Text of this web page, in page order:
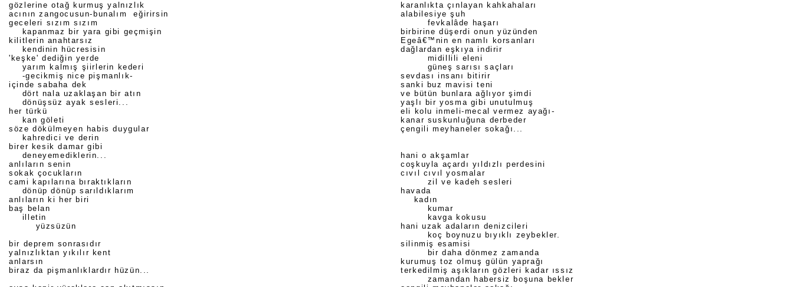
gözlerine otağ kurmuş yalnızlık
acının zangocusun-bunalım eğirirsin
geceleri sızım sızım
kapanmaz bir yara gibi geçmişin
kilitlerin anahtarsız
kendinin hücresisin
'keşke' dediğin yerde
yarım kalmış şiirlerin kederi
-gecikmiş nice pişmanlık-
içinde sabaha dek
dört nala uzaklaşan bir atın
dönüşsüz ayak sesleri...
her türkü
kan göleti
söze dökülmeyen habis duygular
kahredici ve derin
birer kesik damar gibi
deneyemediklerin...
anlıların senin
sokak çocukların
cami kapılarına bıraktıkların
dönüp dönüp sarıldıklarım
anlıların ki her biri
baş belan
illetin
yüzsüzün
bir deprem sonrasıdır
yalnızlıktan yıkılır kent
anlarsın
biraz da pişmanlıklardır hüzün...
karanlıkta çınlayan kahkahaları
alabilesiye şuh
fevkalâde haşarı
birbirine düşerdi onun yüzünden
Egeâ€™nin en namlı korsanları
dağlardan eşkıya indirir
midillili eleni
güneş sarısı saçları
sevdası insanı bitirir
sanki buz mavisi teni
ve bütün bunlara ağlıyor şimdi
yaşlı bir yosma gibi unutulmuş
eli kolu inmeli-mecal vermez ayağı-
kanar suskunluğuna derbeder
çengili meyhaneler sokağı...
hani o akşamlar
coşkuyla açardı yıldızlı perdesini
cıvıl cıvıl yosmalar
zil ve kadeh sesleri
havada
kadın
kumar
kavga kokusu
hani uzak adaların denizcileri
koç boynuzu bıyıklı zeybekler.
silinmiş esamisi
bir daha dönmez zamanda
kurumuş toz olmuş gülün yaprağı
terkedilmiş aşıkların gözleri kadar ıssız
zamandan habersiz boşuna bekler